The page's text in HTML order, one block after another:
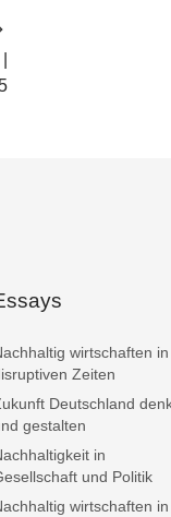
wirtschaften in
Zeiten
Deutschland
gestalten
in
und Politik
wirtschaften in